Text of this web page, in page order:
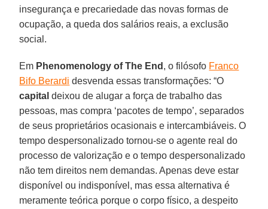
insegurança e precariedade das novas formas de
ocupação, a queda dos salários reais, a exclusão
social.
Em Phenomenology of The End , o filósofo Franco
Bifo Berardi desvenda essas transformações: “O
capital deixou de alugar a força de trabalho das
pessoas, mas compra ‘pacotes de tempo’, separados
de seus proprietários ocasionais e intercambiáveis. O
tempo despersonalizado tornou-se o agente real do
processo de valorização e o tempo despersonalizado
não tem direitos nem demandas. Apenas deve estar
disponível ou indisponível, mas essa alternativa é
meramente teórica porque o corpo físico, a despeito